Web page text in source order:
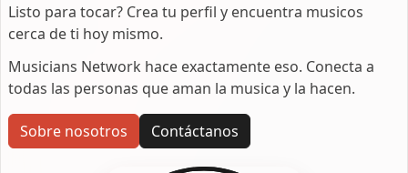
Listo para tocar? Crea tu perfil y encuentra musicos
cerca de ti hoy mismo.
Musicians Network hace exactamente eso. Conecta a
todas las personas que aman la musica y la hacen.
Sobre nosotros Contáctanos